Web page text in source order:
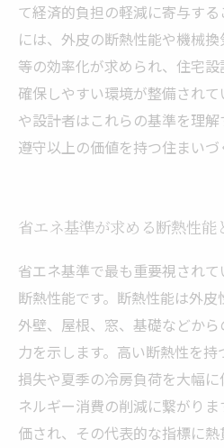
て経済的負担の軽減に寄与す
には、外皮の断熱性能や機械
等の効率化が求められ、住宅
確保しやすい環境が整備され
や設計者はこれらの基準を理
遵守以上の価値を持つ住まいづ
省エネ基準が求める断熱性能
省エネ基準で最も重要視され
断熱性能です。断熱性能は外
外壁、屋根、窓、基礎などか
力を示します。高い断熱性を
損失や夏季の冷房負荷を大幅
ネルギー消費の削減に繋がり
価され、その代表的な指標に